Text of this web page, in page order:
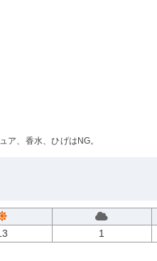
ア、香水、ひげはNG。
1